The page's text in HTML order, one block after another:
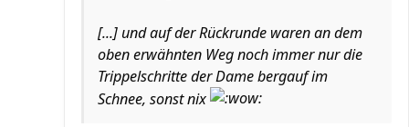
[...] und auf der Rückrunde waren an dem
oben erwähnten Weg noch immer nur die
Trippelschritte der Dame bergauf im
Schnee, sonst nix